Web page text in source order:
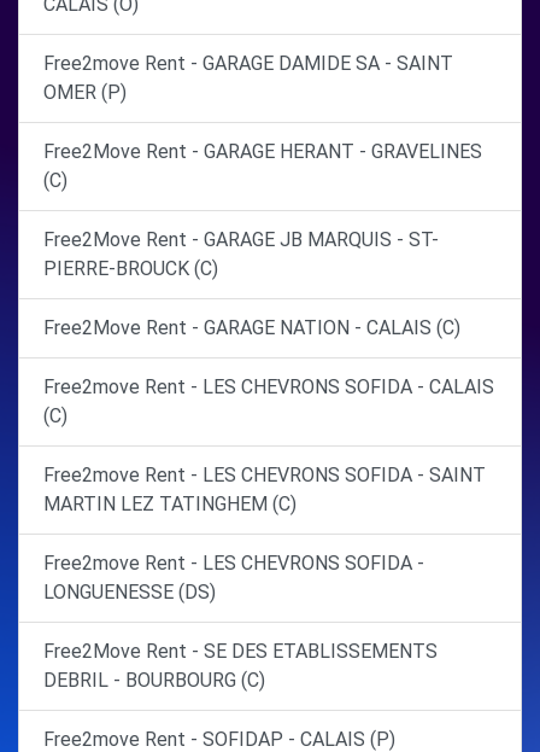
Free2move Rent - GARAGE DAMIDE SA - SAINT
OMER (P)
Free2Move Rent - GARAGE HERANT - GRAVELINES
(C)
Free2Move Rent - GARAGE JB MARQUIS - ST-
PIERRE-BROUCK (C)
Free2Move Rent - GARAGE NATION - CALAIS (C)
Free2move Rent - LES CHEVRONS SOFIDA - CALAIS
(C)
Free2move Rent - LES CHEVRONS SOFIDA - SAINT
MARTIN LEZ TATINGHEM (C)
Free2move Rent - LES CHEVRONS SOFIDA -
LONGUENESSE (DS)
Free2Move Rent - SE DES ETABLISSEMENTS
DEBRIL - BOURBOURG (C)
Free2move Rent - SOFIDAP - CALAIS (P)